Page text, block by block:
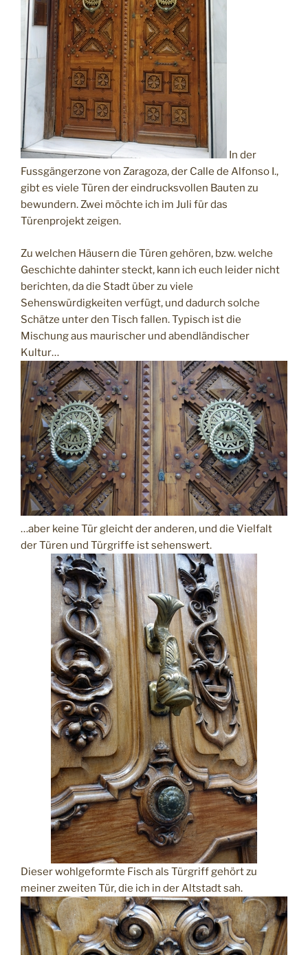
In der
Fussgängerzone von Zaragoza, der Calle de Alfonso I.,
gibt es viele Türen der eindrucksvollen Bauten zu
bewundern. Zwei möchte ich im Juli für das
Türenprojekt zeigen.
Zu welchen Häusern die Türen gehören, bzw. welche
Geschichte dahinter steckt, kann ich euch leider nicht
berichten, da die Stadt über zu viele
Sehenswürdigkeiten verfügt, und dadurch solche
Schätze unter den Tisch fallen. Typisch ist die
Mischung aus maurischer und abendländischer
Kultur…
…aber keine Tür gleicht der anderen, und die Vielfalt
der Türen und Türgriffe ist sehenswert.
Dieser wohlgeformte Fisch als Türgriff gehört zu
meiner zweiten Tür, die ich in der Altstadt sah.